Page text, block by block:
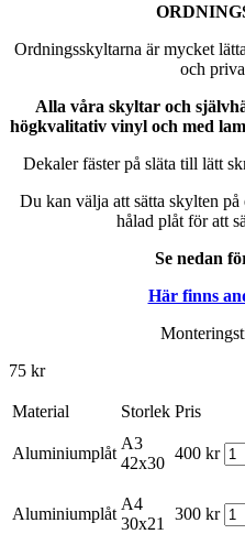
Ordningsskyltarna är mycket
och
Alla våra skyltar och
högkvalitativ vinyl och med
Dekaler fäster på släta till lätt
Du kan välja att sätta skylten
hålad plåt för att
Se nedan
Här finns
75 kr
Material Storlek Pris
Aluminiumplåt
A3
42x30
400 kr
Aluminiumplåt
A4
30x21
300 kr